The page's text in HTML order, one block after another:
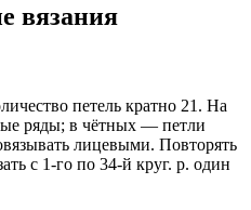
петель кратно 21. На
ряды; в чётных — петли
лицевыми. Повторять
с 1-го по 34-й круг. р. один